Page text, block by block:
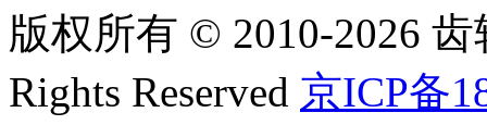
版权所有 © 2010-2026
Rights Reserved 京ICP备